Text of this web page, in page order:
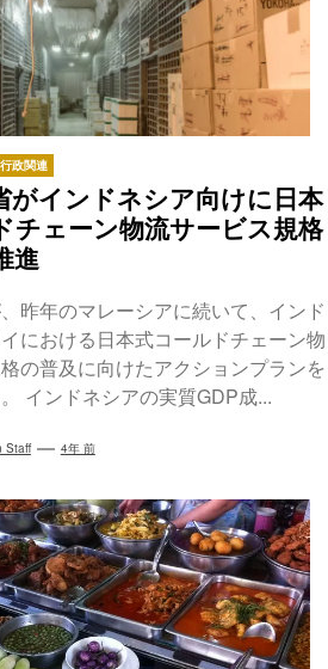
行政関連
がインドネシア向けに日本
チェーン物流サービス規格
進
昨年のマレーシアに続いて、インド
における日本式コールドチェーン物
の普及に向けたアクションプランを
インドネシアの実質GDP成...
Staff 4年 前